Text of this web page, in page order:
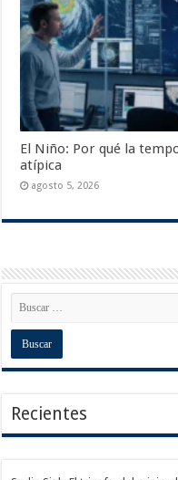
El Niño: Por qué la
atípica
agosto 5, 2026
Recientes